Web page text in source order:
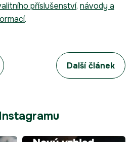
příslušenství, návody a
.
Další článek